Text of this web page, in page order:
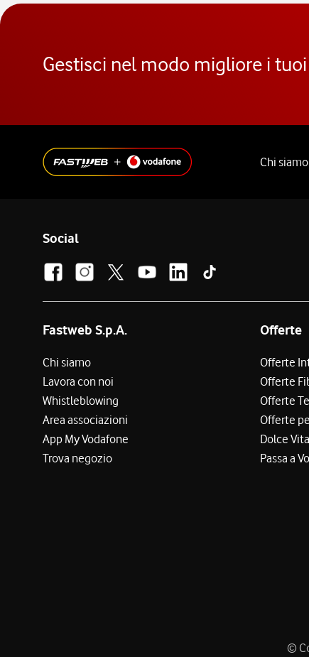
Gestisci nel modo migliore i
Chi siamo
Social
Fastweb S.p.A.
Chi siamo
Lavora con noi
Whistleblowing
Area associazioni
App My Vodafone
Trova negozio
Offerte
Offerte
Offerte
Offerte
Offerte
Dolce Vita
Passa a
©